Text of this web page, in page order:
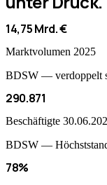
14,75 Mrd. €
Marktvolumen 2025
BDSW — verdoppelt
290.871
Beschäftigte
BDSW —
78%